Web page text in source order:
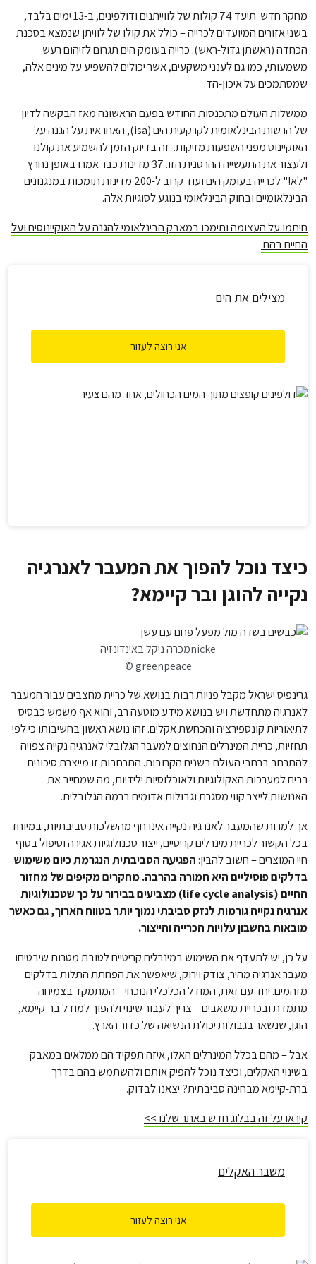
מחקר חדש תיעד 74 קולות של לווייתנים ודולפינים, ב-13 ימים בלבד,
בשני אזורים המיועדים לכרייה – כולל את קולו של לוויתן שנמצא בסכנת
הכחדה (ראשתן גדול-ראש). כרייה בעומק הים תגרום לזיהום רעש
משמעותי, כמו גם לענני משקעים, אשר יכולים להשפיע על מינים אלה,
שמסתמכים על איכון-הד.
ממשלות העולם מתכנסות החודש בפעם הראשונה מאז הבקשה לדיון
של הרשות הבינלאומית לקרקעית הים (isa), האחראית על הגנה על
האוקיינוס ​​מפני השפעות מזיקות. זה בדיוק הזמן להשמיע את קולנו
ולעצור את התעשייה ההרסנית הזו. 37 מדינות כבר אמרו באופן נחרץ
"לא!" לכרייה בעומק הים ועוד קרוב ל-200 מדינות תומכות במנגנונים
הבינלאומיים ובחוק הבינלאומי בנוגע לסוגיות אלה.
חיתמו על העצומה ותימכו במאבק הבינלאומי להגנה על האוקיינוסים ועל
החיים בהם.
מצילים את הים
אני רוצה לעזור
כיצד נוכל להפוך את המעבר לאנרגיה
נקייה להוגן ובר קיימא?
nickeמכרה ניקל באינדונזיה
© greenpeace
גרינפיס ישראל מקבל פניות רבות בנושא של כריית מחצבים עבור המעבר
לאנרגיה מתחדשת ויש בנושא מידע מוטעה רב, והוא אף משמש כבסיס
לתיאוריות קונספירציה והכחשת אקלים. זהו נושא ראשון בחשיבותו כי לפי
תחזיות, כריית המינרלים הנחוצים למעבר הגלובלי לאנרגיה נקייה צפויה
להתרחב ברחבי העולם בשנים הקרובות. התרחבות זו מייצרת סיכונים
רבים למערכות האקולוגיות ולאוכלוסיות ילידיות, מה שמחייב את
האנושות לייצר קווי מסגרת וגבולות אדומים ברמה הגלובלית.
אך למרות שהמעבר לאנרגיה נקייה אינו חף מהשלכות סביבתיות, במיוחד
בכל הקשור לכריית מינרלים קריטיים, ייצור טכנולוגיות אגירה וטיפול בסוף
חיי המוצרים – חשוב להבין: הפגיעה הסביבתית הנגרמת כיום משימוש
בדלקים פוסיליים היא חמורה בהרבה. מחקרים מקיפים של מחזור
החיים (life cycle analysis) מצביעים בבירור על כך שטכנולוגיות
אנרגיה נקייה גורמות לנזק סביבתי נמוך יותר בטווח הארוך, גם כאשר
מובאות בחשבון עלויות הכרייה והייצור.
על כן, יש לתעדף את השימוש במינרלים קריטיים לטובת מטרות שיבטיחו
מעבר אנרגיה מהיר, צודק וירוק, שיאפשר את הפחתת התלות בדלקים
מזהמים. יחד עם זאת, המודל הכלכלי הנוכחי – המתמקד בצמיחה
מתמדת ובכריית משאבים – צריך לעבור שינוי ולהפוך למודל בר-קיימא,
הוגן, שנשאר בגבולות יכולת הנשיאה של כדור הארץ.
אבל – מהם בכלל המינרלים האלו, איזה תפקיד הם ממלאים במאבק
בשינוי האקלים, וכיצד נוכל להפיק אותם ולהשתמש בהם בדרך
ברת-קיימא מבחינה סביבתית? יצאנו לבדוק.
קיראו על זה בבלוג חדש באתר שלנו >>
משבר האקלים
אני רוצה לעזור